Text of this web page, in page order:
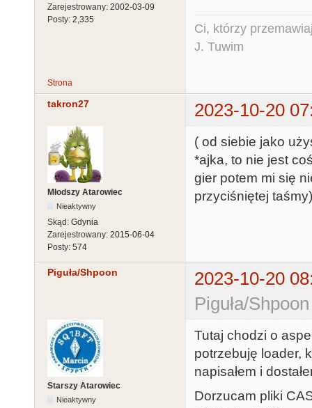
Zarejestrowany: 2002-03-09
Posty: 2,335
Ci, którzy
J. Tuwim
Strona
takron27 2023-10-20
Młodszy Atarowiec
Nieaktywny
Skąd: Gdynia
Zarejestrowany: 2015-06-04
Posty: 574
( od siebie jako
*ajka, to nie jest
gier potem mi się
przyciśniętej
Piguła/Shpoon
2023-10-20
Piguła/
Starszy Atarowiec
Nieaktywny
Tutaj chodzi o
potrzebuję loader,
napisałem i
Dorzucam pliki